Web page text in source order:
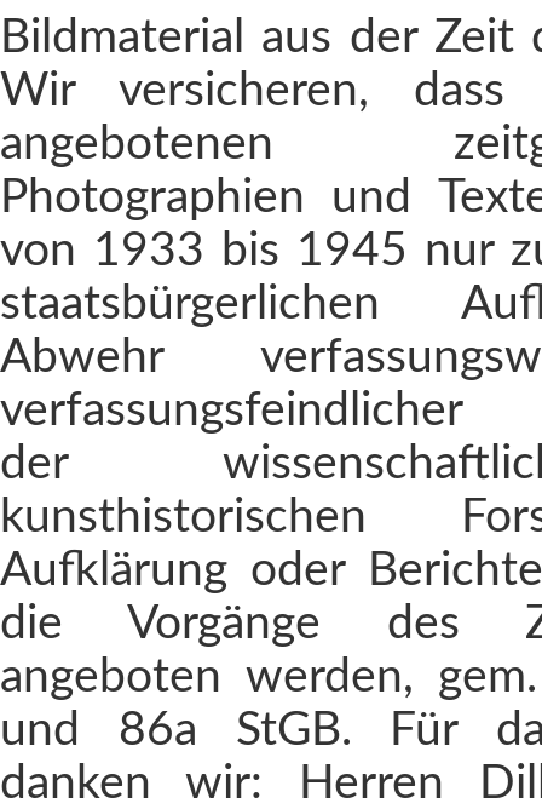
Bildmaterial aus der Zeit
Wir versicheren,
angebotenen
Photographien und
von 1933 bis 1945 nur
staatsbürgerlichen
Abwehr
verfassungsfeindlicher
der
kunsthistorischen
Aufklärung oder
die Vorgänge des
angeboten werden,
und 86a StGB. Für
danken wir: Herren